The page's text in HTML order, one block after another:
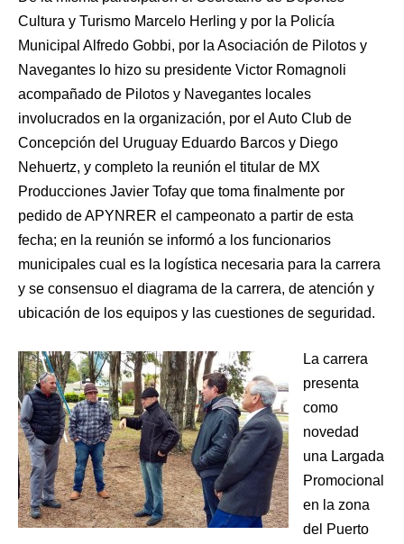
Cultura y Turismo Marcelo Herling y por la Policía
Municipal Alfredo Gobbi, por la Asociación de Pilotos y
Navegantes lo hizo su presidente Victor Romagnoli
acompañado de Pilotos y Navegantes locales
involucrados en la organización, por el Auto Club de
Concepción del Uruguay Eduardo Barcos y Diego
Nehuertz, y completo la reunión el titular de MX
Producciones Javier Tofay que toma finalmente por
pedido de APYNRER el campeonato a partir de esta
fecha; en la reunión se informó a los funcionarios
municipales cual es la logística necesaria para la carrera
y se consensuo el diagrama de la carrera, de atención y
ubicación de los equipos y las cuestiones de seguridad.
La carrera
presenta
como
novedad
una Largada
Promocional
en la zona
del Puerto